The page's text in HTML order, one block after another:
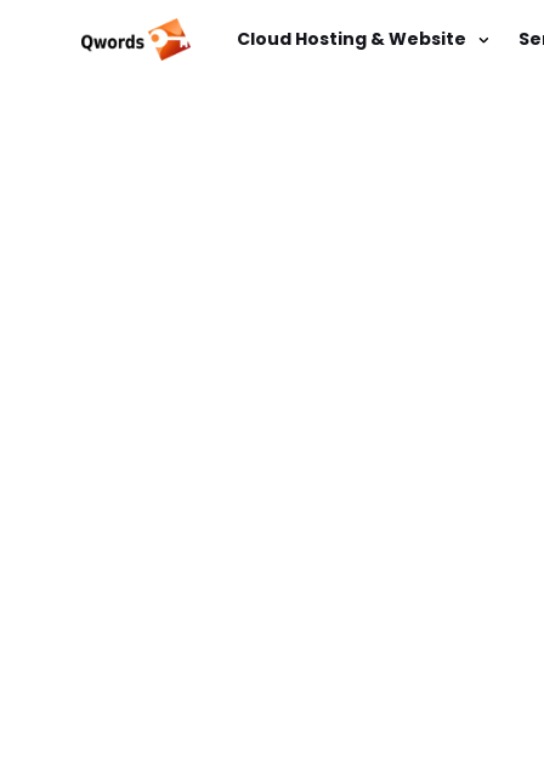
Cloud Hosting & Website